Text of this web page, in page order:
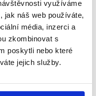
využíváme
jak náš web používáte,
média, inzerci a
zkombinovat s
poskytli nebo které
jejich služby.
a
šíří.